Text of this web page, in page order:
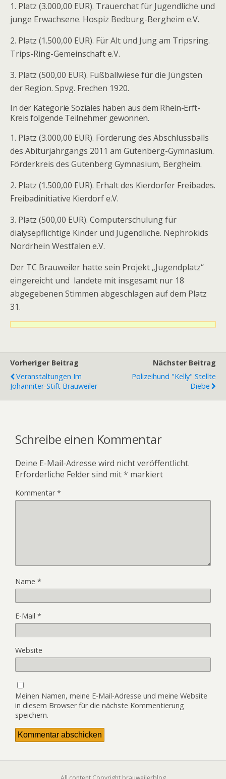
1. Platz (3.000,00 EUR). Trauerchat für Jugendliche und
junge Erwachsene. Hospiz Bedburg-Bergheim e.V.
2. Platz (1.500,00 EUR). Für Alt und Jung am Tripsring.
Trips-Ring-Gemeinschaft e.V.
3. Platz (500,00 EUR). Fußballwiese für die Jüngsten
der Region. Spvg. Frechen 1920.
In der Kategorie Soziales haben aus dem Rhein-Erft-
Kreis folgende Teilnehmer gewonnen.
1. Platz (3.000,00 EUR). Förderung des Abschlussballs
des Abiturjahrgangs 2011 am Gutenberg-Gymnasium.
Förderkreis des Gutenberg Gymnasium, Bergheim.
2. Platz (1.500,00 EUR). Erhalt des Kierdorfer Freibades.
Freibadinitiative Kierdorf e.V.
3. Platz (500,00 EUR). Computerschulung für
dialysepflichtige Kinder und Jugendliche. Nephrokids
Nordrhein Westfalen e.V.
Der TC Brauweiler hatte sein Projekt „Jugendplatz“
eingereicht und landete mit insgesamt nur 18
abgegebenen Stimmen abgeschlagen auf dem Platz
31.
Vorheriger Beitrag
Veranstaltungen Im
Johanniter-Stift Brauweiler
Nächster Beitrag
Polizeihund "Kelly" Stellte
Diebe
Schreibe einen Kommentar
Deine E-Mail-Adresse wird nicht veröffentlicht.
Erforderliche Felder sind mit* markiert
Kommentar*
Name *
E-Mail *
Website
Meinen Namen, meine E-Mail-Adresse und meine Website
in diesem Browser für die nächste Kommentierung
speichern.